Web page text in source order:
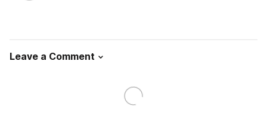
Leave a Comment